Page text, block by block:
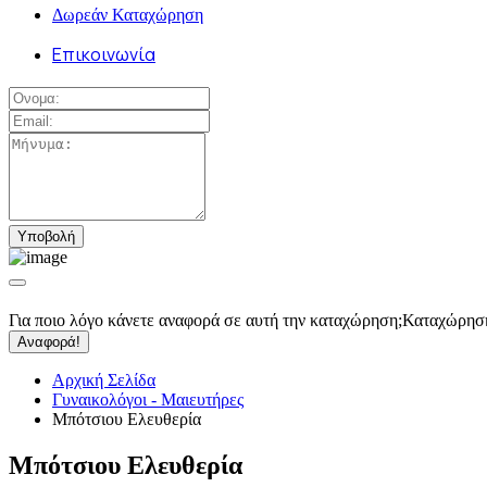
Δωρεάν Καταχώρηση
Επικοινωνία
Για ποιο λόγο κάνετε αναφορά σε αυτή την καταχώρηση;
Αναφορά!
Αρχική Σελίδα
Γυναικολόγοι - Μαιευτήρες
Μπότσιου Ελευθερία
Μπότσιου Ελευθερία